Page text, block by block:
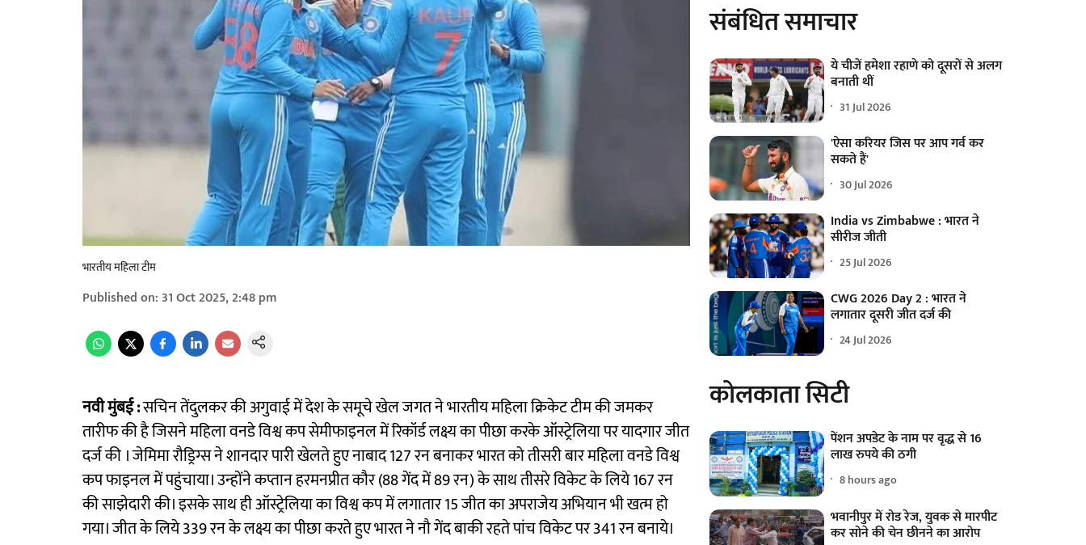
भारतीय महिला टीम
Published on:31 Oct 2025, 2:48 pm
नवी मुंबई :सचिन तेंदुलकर की अगुवाई में देश के समूचे खेल जगत ने भारतीय महिला क्रिकेट टीम की जमकर
तारीफ की है जिसने महिला वनडे विश्व कप सेमीफाइनल में रिकॉर्ड लक्ष्य का पीछा करके ऑस्ट्रेलिया पर यादगार जीत
दर्ज की । जेमिमा रौड्रिग्स ने शानदार पारी खेलते हुए नाबाद 127 रन बनाकर भारत को तीसरी बार महिला वनडे विश्व
कप फाइनल में पहुंचाया। उन्होंने कप्तान हरमनप्रीत कौर (88 गेंद में 89 रन) के साथ तीसरे विकेट के लिये 167 रन
की साझेदारी की। इसके साथ ही ऑस्ट्रेलिया का विश्व कप में लगातार 15 जीत का अपराजेय अभियान भी खत्म हो
गया। जीत के लिये 339 रन के लक्ष्य का पीछा करते हुए भारत ने नौ गेंद बाकी रहते पांच विकेट पर 341 रन बनाये।
संबंधित समाचार
ये चीजें हमेशा रहाणे को दूसरों से अलग
बनाती थीं
31 Jul 2026
'ऐसा करियर जिस पर आप गर्व कर
सकते हैं'
30 Jul 2026
India vs Zimbabwe : भारत ने
सीरीज जीती
25 Jul 2026
CWG 2026 Day 2 : भारत ने
लगातार दूसरी जीत दर्ज की
24 Jul 2026
कोलकाता सिटी
पेंशन अपडेट के नाम पर वृद्ध से 16
लाख रुपये की ठगी
8 hours ago
भवानीपुर में रोड रेज, युवक से मारपीट
कर सोने की चेन छीनने का आरोप